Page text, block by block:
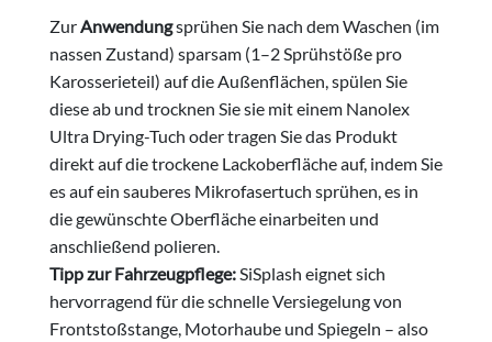
Zur Anwendungsprühen Sie nach dem Waschen (im
nassen Zustand) sparsam (1–2 Sprühstöße pro
Karosserieteil) auf die Außenflächen, spülen Sie
diese ab und trocknen Sie sie mit einem Nanolex
Ultra Drying-Tuch oder tragen Sie das Produkt
direkt auf die trockene Lackoberfläche auf, indem Sie
es auf ein sauberes Mikrofasertuch sprühen, es in
die gewünschte Oberfläche einarbeiten und
anschließend polieren.
Tipp zur Fahrzeugpflege: SiSplash eignet sich
hervorragend für die schnelle Versiegelung von
Frontstoßstange, Motorhaube und Spiegeln – also